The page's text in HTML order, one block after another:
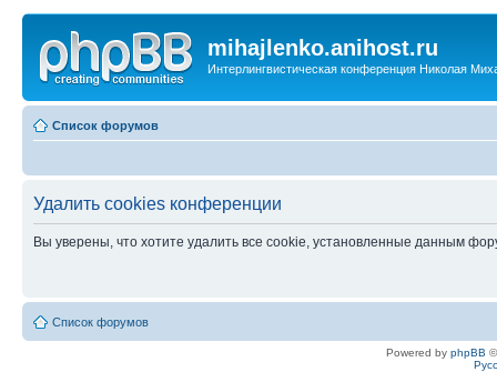
mihajlenko.anihost.ru
Интерлингвистическая конференция Николая
Список форумов
Удалить cookies конференции
Вы уверены, что хотите удалить все cookie, установленные данным
Список форумов
Powered by phpBB